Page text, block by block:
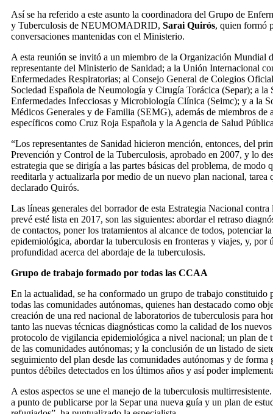
Así se ha referido a este asunto la coordinadora del Grupo de
y Tuberculosis de NEUMOMADRID, Sarai Quirós, quien formó
conversaciones mantenidas con el Ministerio.
A esta reunión se invitó a un miembro de la Organización Mundial
representante del Ministerio de Sanidad; a la Unión Internacional
Enfermedades Respiratorias; al Consejo General de Colegios
Sociedad Española de Neumología y Cirugía Torácica (Separ); a la
Enfermedades Infecciosas y Microbiología Clínica (Seimc); y a la
Médicos Generales y de Familia (SEMG), además de miembros de
específicos como Cruz Roja Española y la Agencia de Salud
“Los representantes de Sanidad hicieron mención, entonces, del
Prevención y Control de la Tuberculosis, aprobado en 2007, y lo
estrategia que se dirigía a las partes básicas del problema, de modo
reeditarla y actualizarla por medio de un nuevo plan nacional, tarea
declarado Quirós.
Las líneas generales del borrador de esta Estrategia Nacional contra
prevé esté lista en 2017, son las siguientes: abordar el retraso
de contactos, poner los tratamientos al alcance de todos, potenciar
epidemiológica, abordar la tuberculosis en fronteras y viajes, y, por
profundidad acerca del abordaje de la tuberculosis.
Grupo de trabajo formado por todas las CCAA
En la actualidad, se ha conformado un grupo de trabajo constituido
todas las comunidades autónomas, quienes han destacado como
creación de una red nacional de laboratorios de tuberculosis para
tanto las nuevas técnicas diagnósticas como la calidad de los
protocolo de vigilancia epidemiológica a nivel nacional; un plan de
de las comunidades autónomas; y la conclusión de un listado de
seguimiento del plan desde las comunidades autónomas y de forma
puntos débiles detectados en los últimos años y así poder
A estos aspectos se une el manejo de la tuberculosis
a punto de publicarse por la Separ una nueva guía y un plan de